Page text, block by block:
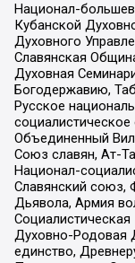
Национал-
Кубанской
Духовного
Славянская
Духовная
Богодержавию,
Русское
Объединенный
Союз славян, Ат-
Национал-
Славянский союз,
Дьявола, Армия
Духовно-Родовая
единство,